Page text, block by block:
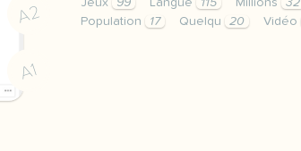
A2
A1
Jeux
99 Langue 115 Millions 32
Population
17 Quelqu 20 Vidéo